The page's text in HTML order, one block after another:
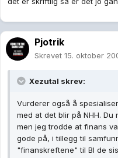
Pjotrik
Skrevet 15. oktober
Xezutal skrev:
Vurderer også å
med at det blir på NHH.
men jeg trodde at finans
gode på, i tillegg til
"finanskreftene" til BI de